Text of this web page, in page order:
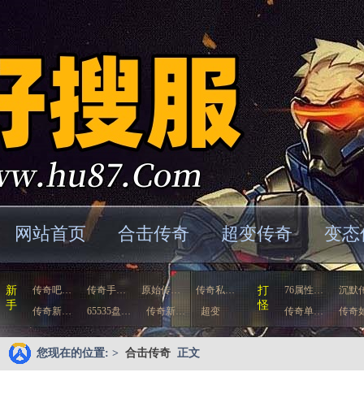
网站首页 合击传奇 超变传奇 变
新
手
传奇吧… 传奇手… 原始传…
传奇私…
传奇新…
65535盘… 传奇新…
超变
态…
打
怪
76属性…
沉默
传奇单…
传奇
歌…
您现在的位置: > 合击传奇 正文